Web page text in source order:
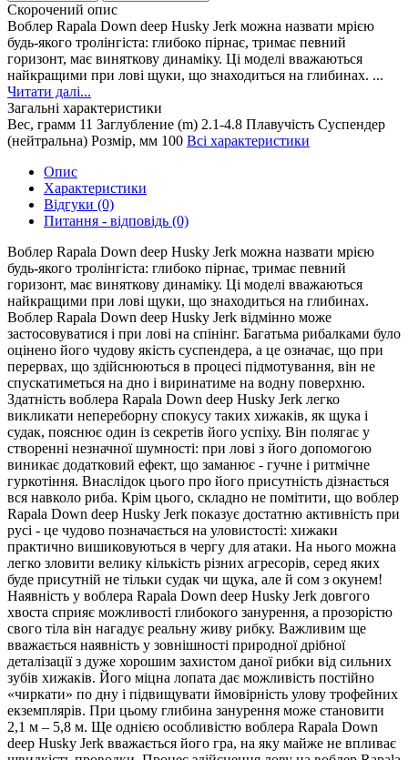
Скорочений опис
Воблер Rapala Down deep Husky Jerk можна назвати мрією
будь-якого тролінгіста: глибоко пірнає, тримає певний
горизонт, має виняткову динаміку. Ці моделі вважаються
найкращими при лові щуки, що знаходиться на глибинах. ...
Читати далі...
Загальні характеристики
Вес, грамм 11 Заглубление (m) 2.1-4.8 Плавучість Суспендер
(нейтральна) Розмір, мм 100 Всі характеристики
Опис
Характеристики
Відгуки (0)
Питання - відповідь (0)
Воблер Rapala Down deep Husky Jerk можна назвати мрією
будь-якого тролінгіста: глибоко пірнає, тримає певний
горизонт, має виняткову динаміку. Ці моделі вважаються
найкращими при лові щуки, що знаходиться на глибинах.
Воблер Rapala Down deep Husky Jerk відмінно може
застосовуватися і при лові на спінінг. Багатьма рибалками було
оцінено його чудову якість суспендера, а це означає, що при
перервах, що здійснюються в процесі підмотування, він не
спускатиметься на дно і виринатиме на водну поверхню.
Здатність воблера Rapala Down deep Husky Jerk легко
викликати непереборну спокусу таких хижаків, як щука і
судак, пояснює один із секретів його успіху. Він полягає у
створенні незначної шумності: при лові з його допомогою
виникає додатковий ефект, що заманює - гучне і ритмічне
гуркотіння. Внаслідок цього про його присутність дізнається
вся навколо риба. Крім цього, складно не помітити, що воблер
Rapala Down deep Husky Jerk показує достатню активність при
русі - це чудово позначається на уловистості: хижаки
практично вишиковуються в чергу для атаки. На нього можна
легко зловити велику кількість різних агресорів, серед яких
буде присутній не тільки судак чи щука, але й сом з окунем!
Наявність у воблера Rapala Down deep Husky Jerk довгого
хвоста сприяє можливості глибокого занурення, а прозорістю
свого тіла він нагадує реальну живу рибку. Важливим ще
вважається наявність у зовнішності природної дрібної
деталізації з дуже хорошим захистом даної рибки від сильних
зубів хижаків. Його міцна лопата дає можливість постійно
«чиркати» по дну і підвищувати ймовірність улову трофейних
екземплярів. При цьому глибина занурення може становити
2,1 м – 5,8 м. Ще однією особливістю воблера Rapala Down
deep Husky Jerk вважається його гра, на яку майже не впливає